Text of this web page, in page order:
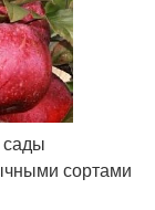
сады
сортами